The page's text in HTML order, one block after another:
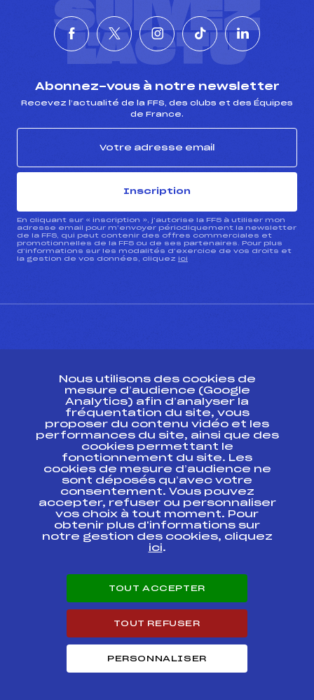
SUIVEZ
L'ACTU
Abonnez-vous à notre newsletter
Recevez l’actualité de la FFS, des clubs et des Équipes
de France.
Inscription
En cliquant sur « inscription », j’autorise la FFS à utiliser mon
adresse email pour m’envoyer périodiquement la newsletter
de la FFS, qui peut contenir des offres commerciales et
promotionnelles de la FFS ou de ses partenaires. Pour plus
d’informations sur les modalités d’exercice de vos droits et
la gestion de vos données, cliquez ici
ESPACE PRESSE
Ressources
Pass’Neige
Projet sportif fédéral
Projet de performance fédéral
Antidopage
Pôle Développement, Formation, Suivi
Scientifique
Listes ministérielles
Pôle vie de l’athlète
Carrières
Nous utilisons des cookies de
mesure d’audience (Google
Analytics) afin d’analyser la
fréquentation du site, vous
proposer du contenu vidéo et les
performances du site, ainsi que des
cookies permettant le
fonctionnement du site. Les
cookies de mesure d’audience ne
sont déposés qu’avec votre
consentement. Vous pouvez
accepter, refuser ou personnaliser
vos choix à tout moment. Pour
obtenir plus d'informations sur
notre gestion des cookies, cliquez
ici.
TOUT ACCEPTER
TOUT REFUSER
PERSONNALISER